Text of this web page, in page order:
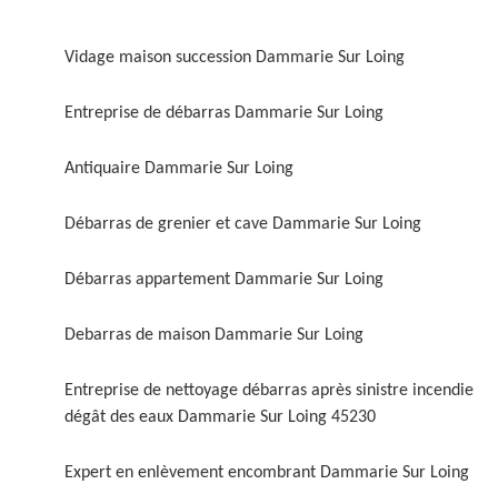
Vidage maison succession Dammarie Sur Loing
Entreprise de débarras Dammarie Sur Loing
Antiquaire Dammarie Sur Loing
Débarras de grenier et cave Dammarie Sur Loing
Débarras appartement Dammarie Sur Loing
Debarras de maison Dammarie Sur Loing
Entreprise de nettoyage débarras après sinistre incendie
dégât des eaux Dammarie Sur Loing 45230
Expert en enlèvement encombrant Dammarie Sur Loing